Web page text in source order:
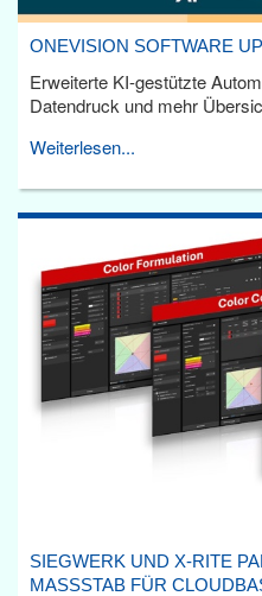
ONEVISION SOFTWARE
Erweiterte KI-gestützte
Datendruck und mehr
Weiterlesen...
SIEGWERK UND X-RITE
MASSSTAB FÜR